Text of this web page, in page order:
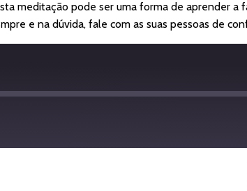
meditação pode ser uma forma de aprender a
e na dúvida, fale com as suas pessoas de